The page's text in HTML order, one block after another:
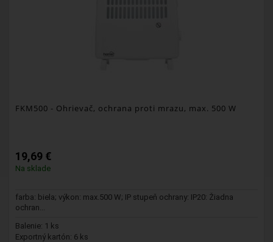
FKM500 - Ohrievač, ochrana proti mrazu, max. 500 W
19,69 €
Na sklade
farba: biela; výkon: max.500 W; IP stupeň ochrany: IP20: Žiadna
ochran...
Balenie: 1 ks
Exportný kartón: 6 ks